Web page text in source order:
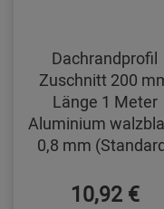
Dachrandprofil
Zuschnitt 200
Länge 1 Meter
Aluminium
0,8 mm
10,92 €